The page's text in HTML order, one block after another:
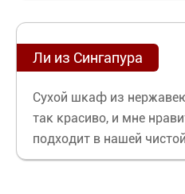
Ли из Сингапура
Сухой шкаф из
так красиво, и мне
подходит в нашей